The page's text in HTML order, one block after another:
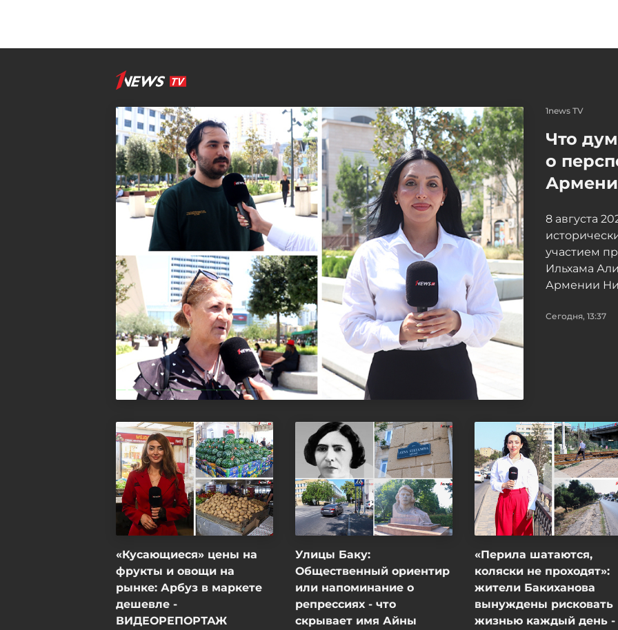
1news TV
Что
о
8 августа
участием
Ильхама
Армении
Сегодня, 13:37
«Кусающиеся» цены на
фрукты и овощи на
рынке: Арбуз в маркете
дешевле -
ВИДЕОРЕПОРТАЖ
Улицы Баку:
Общественный ориентир
или напоминание о
репрессиях - что
скрывает имя Айны
«Перила шатаются,
коляски не проходят»:
жители Бакиханова
вынуждены рисковать
жизнью каждый день -